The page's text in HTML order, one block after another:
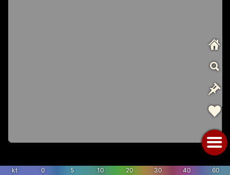
kt 0 5 10 20 30 40 60